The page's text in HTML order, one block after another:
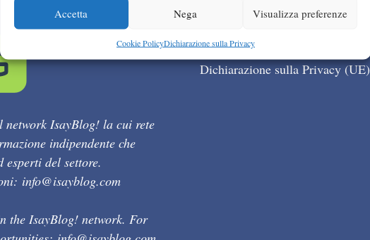
Accetta Nega Visualizza preferenze
Cookie PolicyDichiarazione sulla Privacy
network IsayBlog! la cui rete
indipendente che
del settore.
info@isayblog.com
the IsayBlog! network. For
Cookie Policy (UE)
Dichiarazione sulla Privacy (UE)